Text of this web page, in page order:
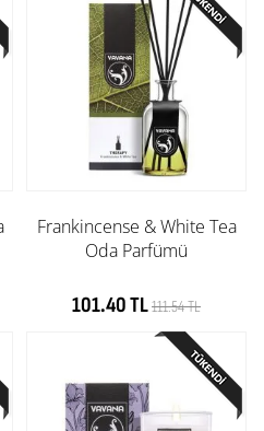
Frankincense & White Tea
Oda Parfümü
101.40 TL111.54 TL